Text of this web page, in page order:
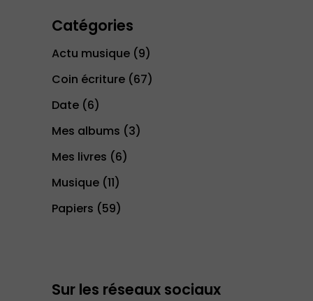
Catégories
Actu musique (9)
Coin écriture (67)
Date (6)
Mes albums (3)
Mes livres (6)
Musique (11)
Papiers (59)
Sur les réseaux sociaux